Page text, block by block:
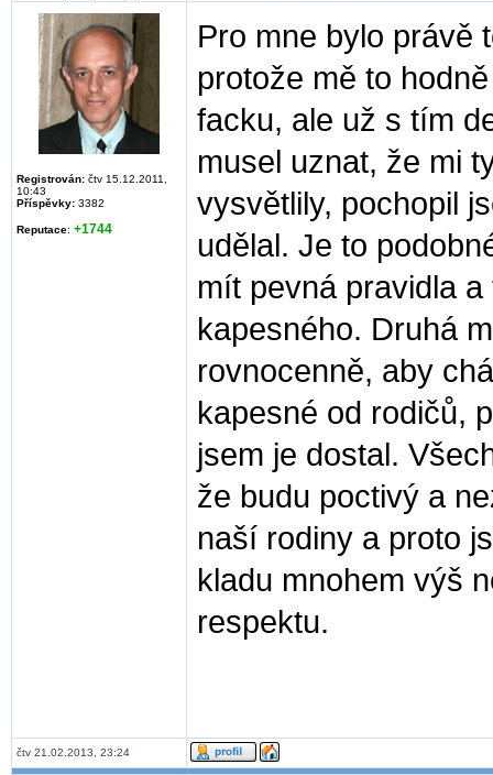
Registrován: čtv 15.12.2011,
10:43
Příspěvky: 3382
Reputace: +1744
Pro mne bylo právě
protože mě to
facku, ale už s tím
musel uznat, že mi
vysvětlily, pochopil
udělal. Je to
mít pevná pravidla
kapesného. Druhá
rovnocenně, aby
kapesné od rodičů,
jsem je dostal.
že budu poctivý a
naší rodiny a proto
kladu mnohem výš
respektu.
čtv 21.02.2013, 23:24